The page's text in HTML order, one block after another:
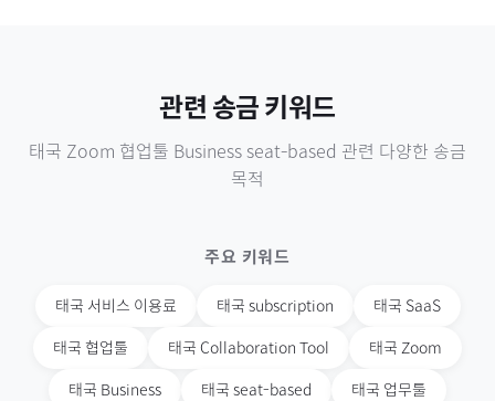
관련 송금 키워드
태국 Zoom 협업툴 Business seat-based 관련 다양한 송금
목적
주요 키워드
태국 서비스 이용료 태국 subscription 태국 SaaS
태국 협업툴 태국 Collaboration Tool 태국 Zoom
태국 Business 태국 seat-based 태국 업무툴